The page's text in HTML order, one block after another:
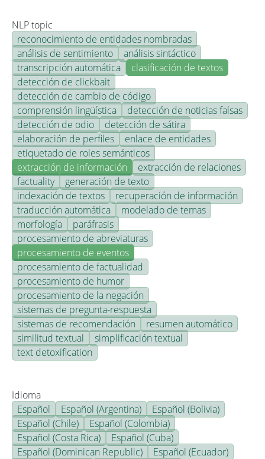
NLP topic
reconocimiento de entidades nombradas
análisis de sentimiento
análisis sintáctico
transcripción automática
clasificación de textos
detección de clickbait
detección de cambio de código
comprensión lingüística
detección de noticias falsas
detección de odio
detección de sátira
elaboración de perfiles
enlace de entidades
etiquetado de roles semánticos
extracción de información
extracción de relaciones
factuality
generación de texto
indexación de textos
recuperación de información
traducción automática
modelado de temas
morfología
paráfrasis
procesamiento de abreviaturas
procesamiento de eventos
procesamiento de factualidad
procesamiento de humor
procesamiento de la negación
sistemas de pregunta-respuesta
sistemas de recomendación
resumen automático
similitud textual
simplificación textual
text detoxification
Idioma
Español
Español (Argentina)
Español (Bolivia)
Español (Chile)
Español (Colombia)
Español (Costa Rica)
Español (Cuba)
Español (Dominican Republic)
Español (Ecuador)